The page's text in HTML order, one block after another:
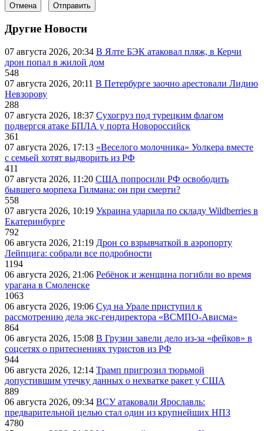
Отмена Отправить
Другие Новости
07 августа 2026, 20:34 В Ялте БЭК атаковал пляж, в Керчи
дрон попал в жилой дом
548
07 августа 2026, 20:11 В Петербурге заочно арестовали Лидию
Невзорову
288
07 августа 2026, 18:37 Сухогруз под турецким флагом
подвергся атаке БПЛА у порта Новороссийск
361
07 августа 2026, 17:13 «Веселого молочника» Уолкера вместе
с семьей хотят выдворить из РФ
411
07 августа 2026, 11:20 США попросили РФ освободить
бывшего морпеха Гилмана: он при смерти?
558
07 августа 2026, 10:19 Украина ударила по складу Wildberries в
Екатеринбурге
792
06 августа 2026, 21:19 Дрон со взрывчаткой в аэропорту
Лейпцига: собрали все подробности
1194
06 августа 2026, 21:06 Ребёнок и женщина погибли во время
урагана в Смоленске
1063
06 августа 2026, 19:06 Суд на Урале приступил к
рассмотрению дела экс-гендиректора «ВСМПО-Ависма»
864
06 августа 2026, 15:08 В Грузии завели дело из-за «фейков» в
соцсетях о притеснениях туристов из РФ
944
06 августа 2026, 12:14 Трамп пригрозил тюрьмой
допустившим утечку данных о нехватке ракет у США
889
06 августа 2026, 09:34 ВСУ атаковали Ярославль:
предварительной целью стал один из крупнейших НПЗ
4780